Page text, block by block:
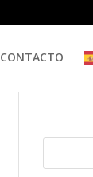
CONTACTO